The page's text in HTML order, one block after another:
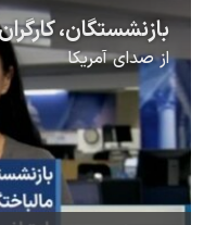
ازصدای آمریکا
available